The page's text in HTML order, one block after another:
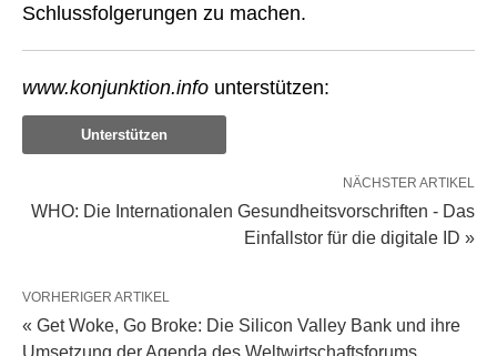
Schlussfolgerungen zu machen.
www.konjunktion.info unterstützen:
Unterstützen
NÄCHSTER ARTIKEL
WHO: Die Internationalen Gesundheitsvorschriften - Das
Einfallstor für die digitale ID »
VORHERIGER ARTIKEL
« Get Woke, Go Broke: Die Silicon Valley Bank und ihre
Umsetzung der Agenda des Weltwirtschaftsforums